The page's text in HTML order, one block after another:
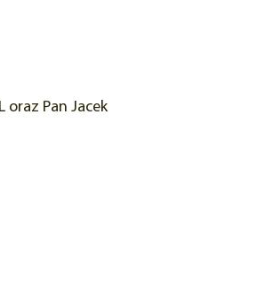
oraz Pan Jacek